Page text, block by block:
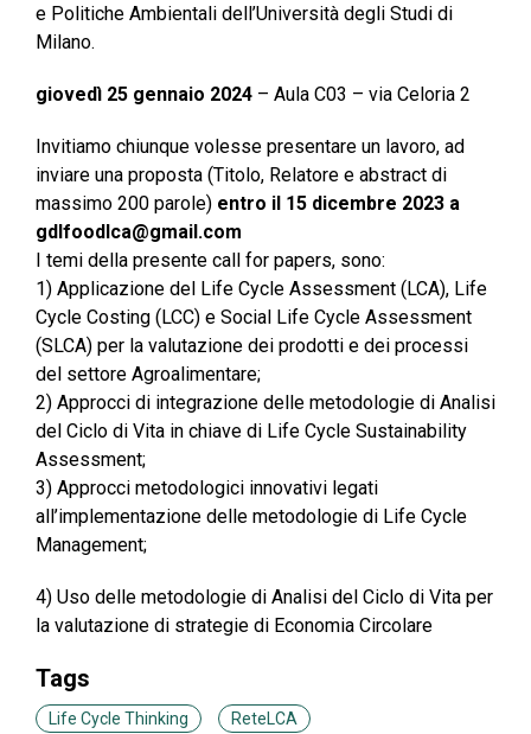
e Politiche Ambientali dell’Università degli Studi di
Milano.
giovedì 25 gennaio 2024 – Aula C03 – via Celoria 2
Invitiamo chiunque volesse presentare un lavoro, ad
inviare una proposta (Titolo, Relatore e abstract di
massimo 200 parole) entro il 15 dicembre 2023 a
gdlfoodlca@gmail.com
I temi della presente call for papers, sono:
1) Applicazione del Life Cycle Assessment (LCA), Life
Cycle Costing (LCC) e Social Life Cycle Assessment
(SLCA) per la valutazione dei prodotti e dei processi
del settore Agroalimentare;
2) Approcci di integrazione delle metodologie di Analisi
del Ciclo di Vita in chiave di Life Cycle Sustainability
Assessment;
3) Approcci metodologici innovativi legati
all’implementazione delle metodologie di Life Cycle
Management;
4) Uso delle metodologie di Analisi del Ciclo di Vita per
la valutazione di strategie di Economia Circolare
Tags
Life Cycle Thinking ReteLCA